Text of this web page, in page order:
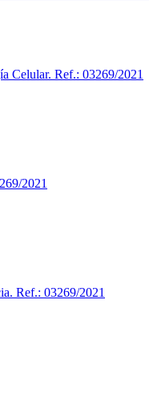
Celular. Ref.: 03269/2021
2021
Ref.: 03269/2021